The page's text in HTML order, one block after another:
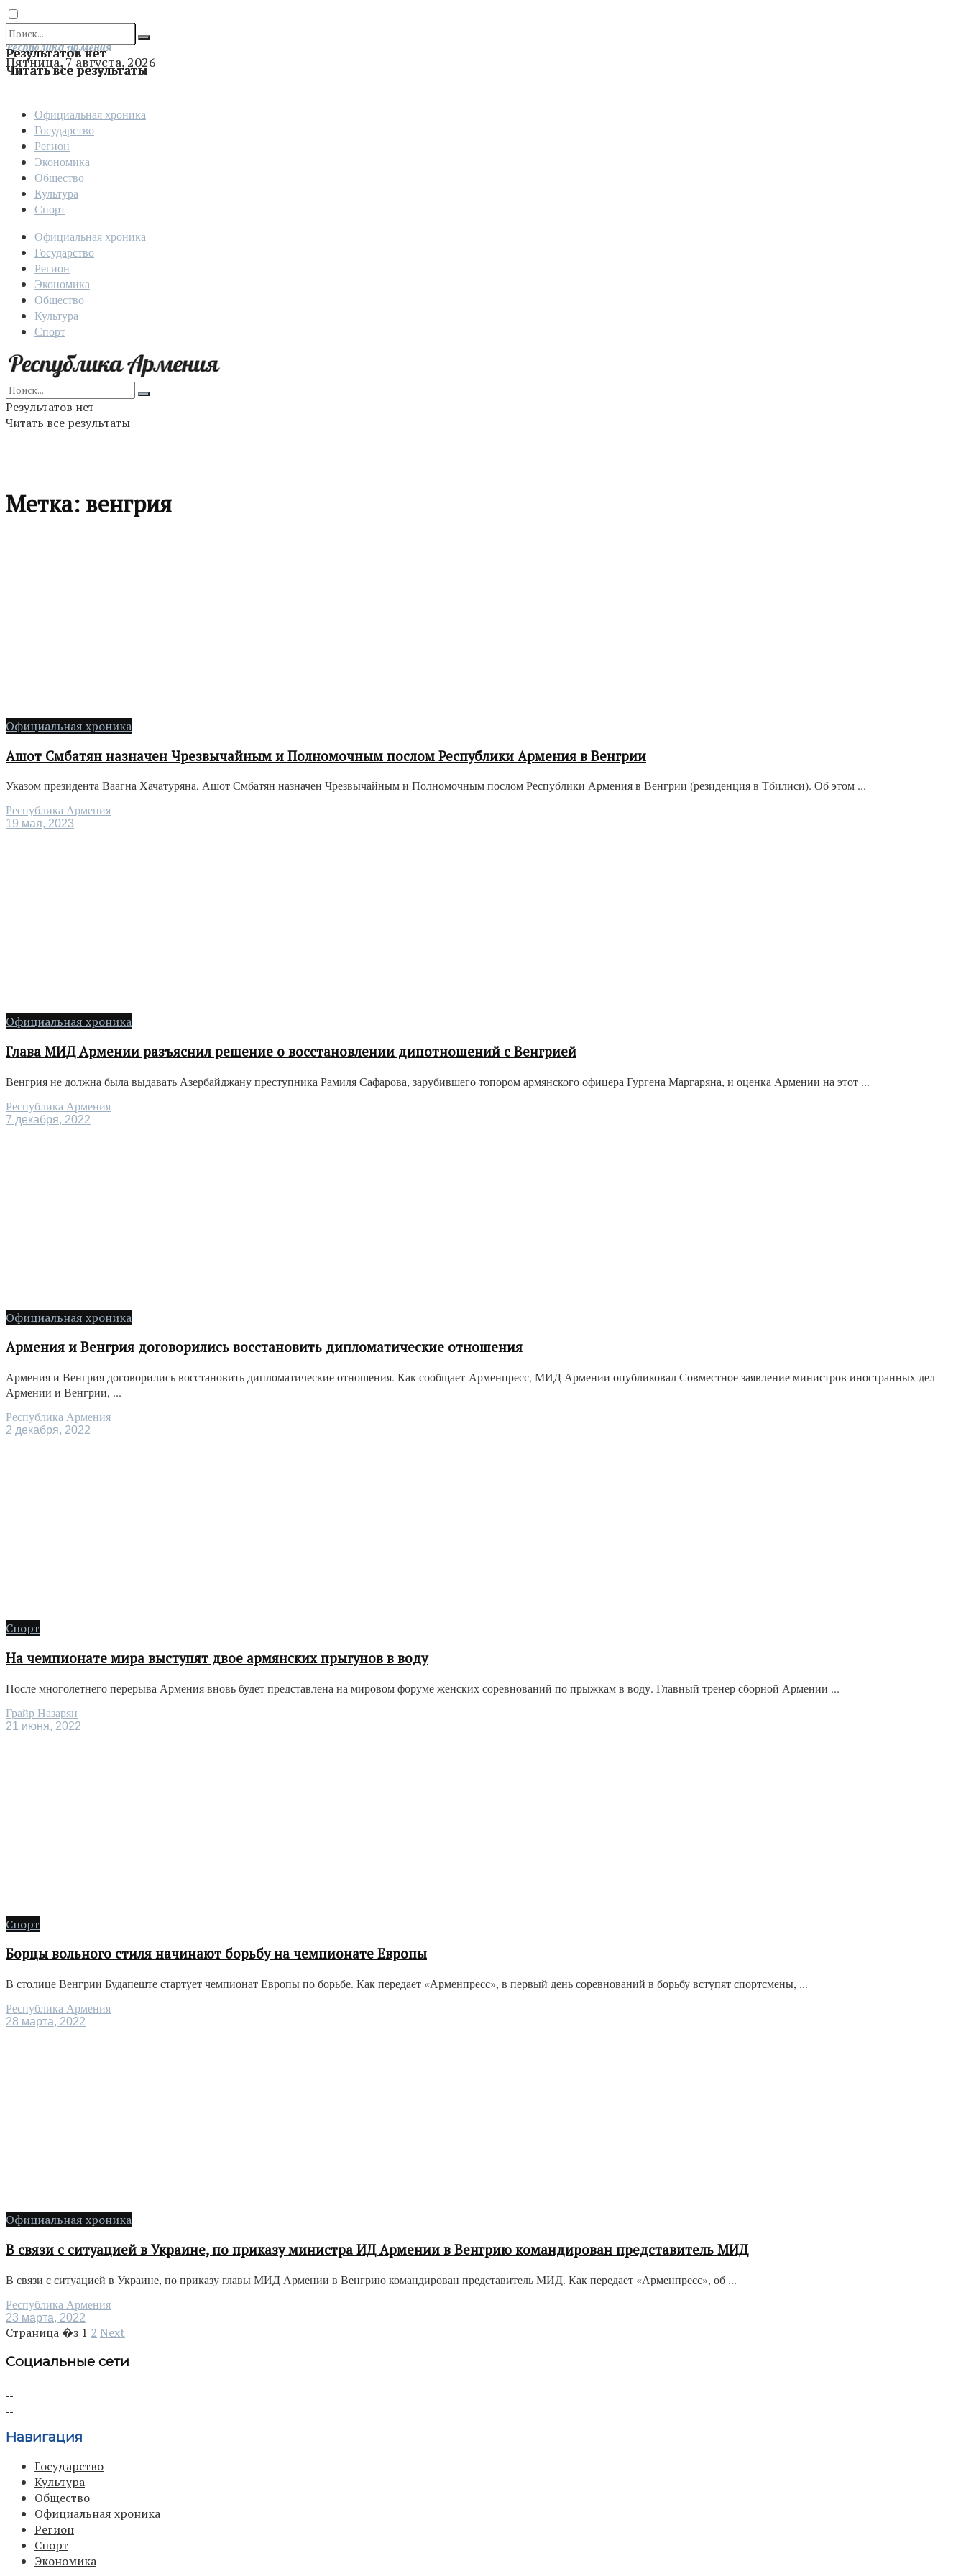
Результатов нет
Читать все результаты
Отправить
Республика Армения
Пятница, 7 августа, 2026
Официальная хроника
Государство
Регион
Экономика
Общество
Культура
Спорт
Официальная хроника
Государство
Регион
Экономика
Общество
Культура
Спорт
Результатов нет
Читать все результаты
Метка: венгрия
Официальная хроника
Ашот Смбатян назначен Чрезвычайным и Полномочным послом Республики Армения в Венгрии
Указом президента Ваагна Хачатуряна, Ашот Смбатян назначен Чрезвычайным и Полномочным послом Республики Армения в Венгрии (резиденция в Тбилиси). Об этом ...
Республика Армения
19 мая, 2023
Официальная хроника
Глава МИД Армении разъяснил решение о восстановлении дипотношений с Венгрией
Венгрия не должна была выдавать Азербайджану преступника Рамиля Сафарова, зарубившего топором армянского офицера Гургена Маргаряна, и оценка Армении на этот ...
Республика Армения
7 декабря, 2022
Официальная хроника
Армения и Венгрия договорились восстановить дипломатические отношения
Армения и Венгрия договорились восстановить дипломатические отношения. Как сообщает Арменпресс, МИД Армении опубликовал Совместное заявление министров иностранных дел
Армении и Венгрии, ...
Республика Армения
2 декабря, 2022
Спорт
На чемпионате мира выступят двое армянских прыгунов в воду
После многолетнего перерыва Армения вновь будет представлена на мировом форуме женских соревнований по прыжкам в воду. Главный тренер сборной Армении ...
Грайр Назарян
21 июня, 2022
Спорт
Борцы вольного стиля начинают борьбу на чемпионате Европы
В столице Венгрии Будапеште стартует чемпионат Европы по борьбе. Как передает «Арменпресс», в первый день соревнований в борьбу вступят спортсмены, ...
Республика Армения
28 марта, 2022
Официальная хроника
В связи с ситуацией в Украине, по приказу министра ИД Армении в Венгрию командирован представитель МИД
В связи с ситуацией в Украине, по приказу главы МИД Армении в Венгрию командирован представитель МИД. Как передает «Арменпресс», об ...
Республика Армения
23 марта, 2022
Страница �з 1 2 Next
Социальные сети
Навигация
Государство
Культура
Общество
Официальная хроника
Регион
Спорт
Экономика